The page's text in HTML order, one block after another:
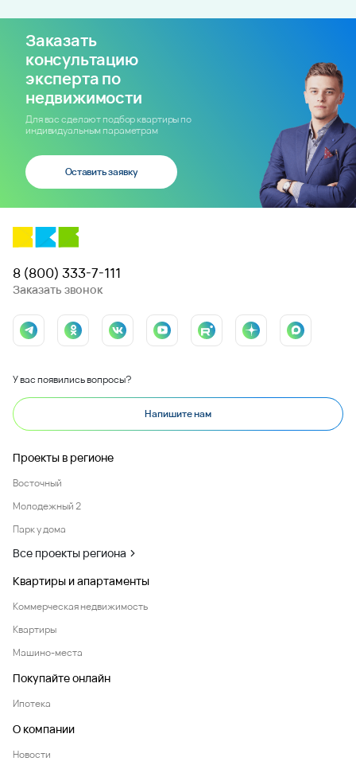
Заказать
консультацию
эксперта по
недвижимости
Для вас сделают подбор квартиры по
индивидуальным параметрам
Оставить заявку
8 (800) 333-7-111
Заказать звонок
У вас появились вопросы?
Напишите нам
Проекты в регионе
Восточный
Молодежный 2
Парк у дома
Все проекты региона
Квартиры и апартаменты
Коммерческая недвижимость
Квартиры
Машино-места
Покупайте онлайн
Ипотека
О компании
Новости